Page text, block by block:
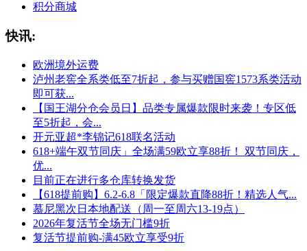
积分商城
快讯:
欧洲境外运费
泸州老窖全系类低至7折起，参与买赠国窖1573系类活动
即可获...
【国王湖分仓会员日】品类专属爆款限时来袭！专区低
至5折起，会...
开元亚超*李锦记618联名活动
618+端午双节同庆」全场满59欧立享88折！ 双节同庆，
优...
目前正在进行多仓库转换发货
【618提前购】6.2-6.8「限定爆款直降88折！精选人气...
慕尼黑次日本地配送（周一至周六13-19点）
2026年复活节全场无门槛9折
复活节提前购-满45欧立享受9折